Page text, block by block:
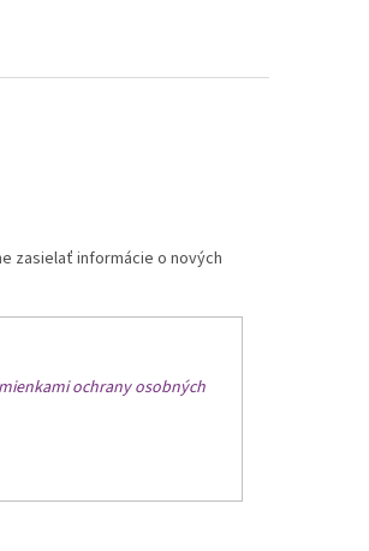
zasielať informácie o nových
ochrany osobných